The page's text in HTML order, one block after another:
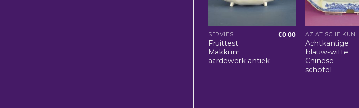
SERVIES
Fruittest
Makkum
aardewerk antiek
€0,00 AZIATISCHE KUNST EN WOONACCESSOIRES
Achtkantige
blauw-witte
Chinese
schotel